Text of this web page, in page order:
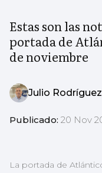
Estas son las
portada de
de noviembre
Julio Rodríguez
Publicado: 20 Nov
La portada de